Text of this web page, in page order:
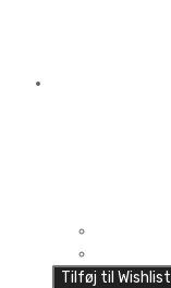
Tilføj til Wishlist